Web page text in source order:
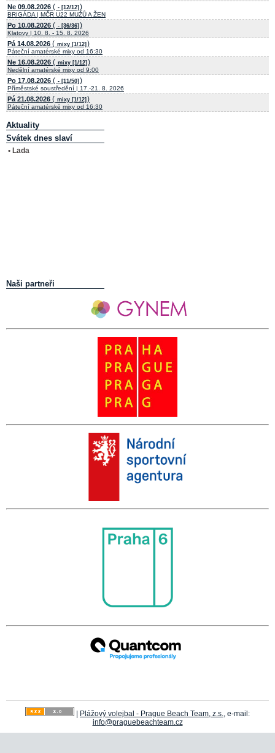
Ne 09.08.2026 ( - [12/12] )
BRIGÁDA | MČR U22 MUŽŮ A ŽEN
Po 10.08.2026 ( - [36/36] )
Klatovy | 10. 8. - 15. 8. 2026
Pá 14.08.2026 ( mixy [1/12] )
Páteční amatérské mixy od 16:30
Ne 16.08.2026 ( mixy [1/12] )
Nedělní amatérské mixy od 9:00
Po 17.08.2026 ( - [11/50] )
Příměstské soustředění | 17.-21. 8. 2026
Pá 21.08.2026 ( mixy [1/12] )
Páteční amatérské mixy od 16:30
Aktuality
Svátek dnes slaví
• Lada
Naši partneři
Plážový volejbal - Prague Beach Team, z.s., e-mail:
info@praguebeachteam.cz